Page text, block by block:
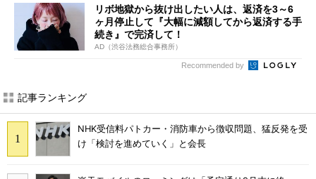
リボ地獄から抜け出したい人は、返済を3～6
ヶ月停止して『大幅に減額してから返済する手
続き』で完済して！
AD（渋谷法務総合事務所）
Recommended by
記事ランキング
NHK受信料パトカー・消防車から徴収問題、猛反発を受
け「検討を進めていく」と会長